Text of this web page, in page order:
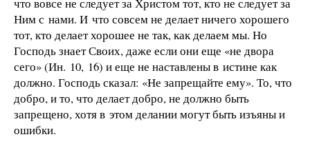
Ним с нами. И что совсем не делает ничего хорошего
тот, кто делает хорошее не так, как делаем мы. Но
Господь знает Своих, даже если они еще «не двора
сего» (Ин. 10, 16) и еще не наставлены в истине как
должно. Господь сказал: «Не запрещайте ему». То, что
добро, и то, что делает добро, не должно быть
запрещено, хотя в этом делании могут быть изъяны и
ошибки.